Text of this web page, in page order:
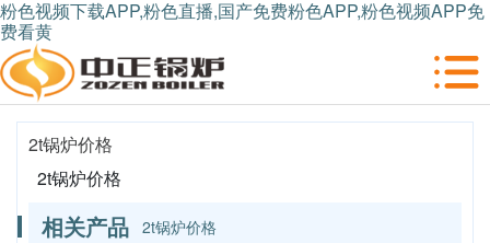
粉色视频下载APP,粉色直播,国产免费粉色APP,粉色视频APP免
费看黄
2t锅炉价格
2t锅炉价格
相关产品 2t锅炉价格